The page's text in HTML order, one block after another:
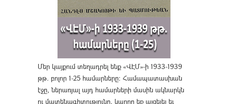
Մեր կայքում տեղադրել ենք «ՎԷՄ»-ի 1933-1939
թթ. բոլոր 1-25 համարները։ Համապատասխան
էջը, ներառյալ այդ համարների մասին ակնարկն
ու մատենագիտությունը, կարող եք այցելել եւ